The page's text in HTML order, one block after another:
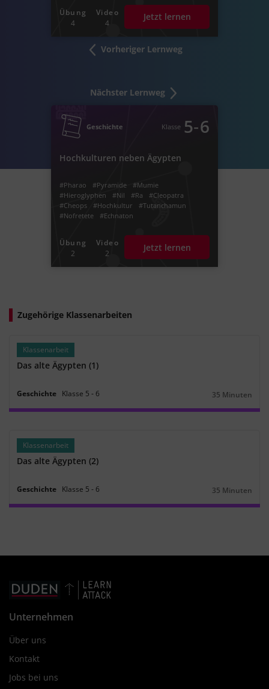
Vorheriger Lernweg
#Tutanchamun #Osiris
#Wesire
#Monarchie
#Königtum
#Altes Reich
#Mittleres Reich
#Neues Reich
#Mumifizierung
#Dynastien
#vor Christus
#v. Chr.
#erste Hochkulturen der Menschheit
#Götter
#Ägyptisches Reich
#Nofretete. Grab
#Gräber
#Grabbauten
#Memphis
#Mumifikation
#Altägypten
Übung
4
Video
4
Jetzt lernen
Nächster Lernweg
Geschichte Klasse 5‐6
Hochkulturen neben Ägypten
#Pharao #Pyramide
#Mumie
#Hieroglyphen
#Nil #Ra
#Cleopatra
#Cheops
#Hochkultur
#Tutanchamun
#Nofretete
#Echnaton
Übung
2
Video
2
Jetzt lernen
Zugehörige Klassenarbeiten
Klassenarbeit
Das alte Ägypten (1)
Geschichte Klasse 5 ‐ 6
Dauer:
35 Minuten
Klassenarbeit
Das alte Ägypten (2)
Geschichte Klasse 5 ‐ 6
Dauer:
35 Minuten
Unternehmen
Über uns
Kontakt
Jobs bei uns